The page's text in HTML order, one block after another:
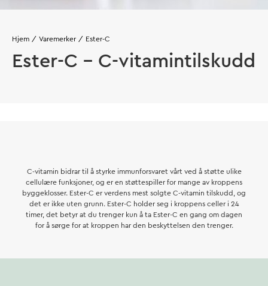
Hjem Varemerker Ester-C
Ester-C - C-vitamintilskudd
C-vitamin bidrar til å styrke immunforsvaret vårt ved å støtte ulike
cellulære funksjoner, og er en støttespiller for mange av kroppens
byggeklosser. Ester-C er verdens mest solgte C-vitamin tilskudd, og
det er ikke uten grunn. Ester-C holder seg i kroppens celler i 24
timer, det betyr at du trenger kun å ta Ester-C en gang om dagen
for å sørge for at kroppen har den beskyttelsen den trenger.